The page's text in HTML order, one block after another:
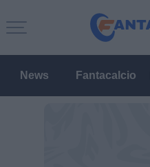
News Fantacalcio